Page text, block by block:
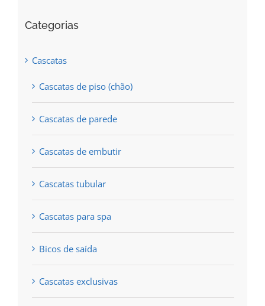
on
page
Categorias
Cascatas
Cascatas de piso (chão)
Cascatas de parede
Cascatas de embutir
Cascatas tubular
Cascatas para spa
Bicos de saída
Cascatas exclusivas